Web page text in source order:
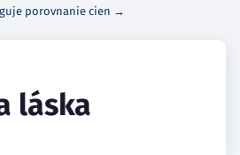
porovnanie cien →
láska